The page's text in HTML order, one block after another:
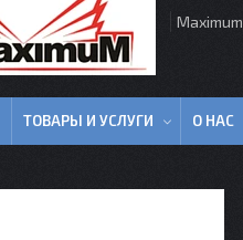
Maximum
ТОВАРЫ И УСЛУГИ О НАС